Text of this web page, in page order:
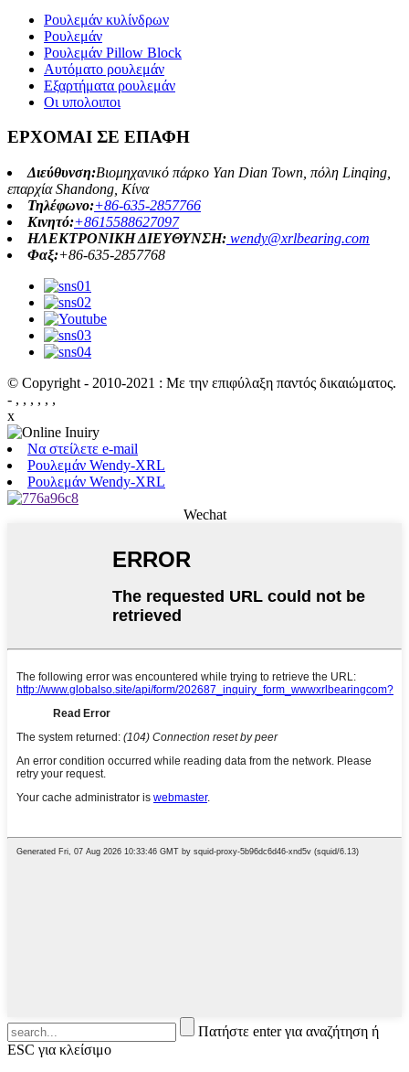
Ρουλεμάν κυλίνδρων
Ρουλεμάν
Ρουλεμάν Pillow Block
Αυτόματο ρουλεμάν
Εξαρτήματα ρουλεμάν
Οι υπολοιποι
ΕΡΧΟΜΑΙ ΣΕ ΕΠΑΦΗ
Διεύθυνση:Βιομηχανικό πάρκο Yan Dian Town, πόλη Linqing,
επαρχία Shandong, Κίνα
Τηλέφωνο:+86-635-2857766
Κινητό:+8615588627097
ΗΛΕΚΤΡΟΝΙΚΗ ΔΙΕΥΘΥΝΣΗ: wendy@xrlbearing.com
Φαξ:+86-635-2857768
© Copyright - 2010-2021 : Με την επιφύλαξη παντός δικαιώματος.
- , , , , , ,
x
Να στείλετε e-mail
Ρουλεμάν Wendy-XRL
Ρουλεμάν Wendy-XRL
Wechat
Πατήστε enter για αναζήτηση ή
ESC για κλείσιμο